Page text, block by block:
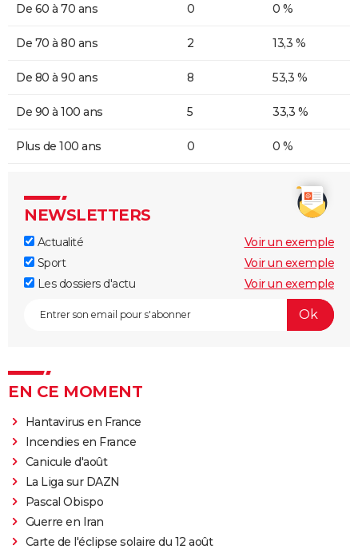
De 60 à 70 ans 0 0 %
De 70 à 80 ans 2 13,3 %
De 80 à 90 ans 8 53,3 %
De 90 à 100 ans 5 33,3 %
Plus de 100 ans 0 0 %
NEWSLETTERS
Actualité
Voir un exemple
Sport
Voir un exemple
Les dossiers d'actu
Voir un exemple
EN CE MOMENT
Hantavirus en France
Incendies en France
Canicule d'août
La Liga sur DAZN
Pascal Obispo
Guerre en Iran
Carte de l'éclipse solaire du 12 août